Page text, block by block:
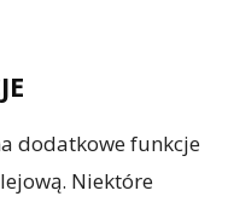
dodatkowe funkcje
Niektóre